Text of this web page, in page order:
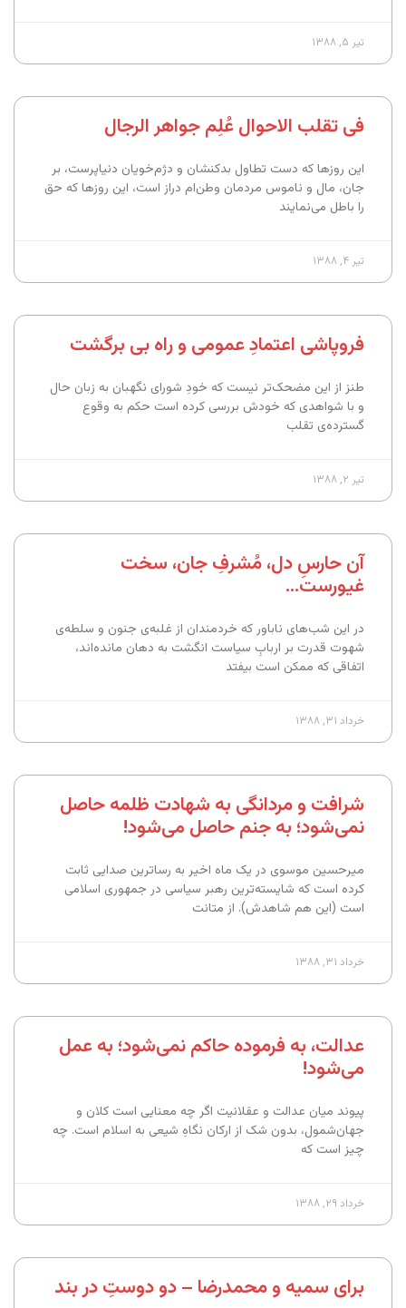
تیر ۵, ۱۳۸۸
فی تقلب الاحوال عُلِم جواهر الرجال
این روزها که دست تطاول بدکنشان و دژ‌م‌خویان دنیاپرست، بر
جان، مال و ناموس مردمان وطن‌ام دراز است، این روزها که حق
را باطل می‌نمایند
تیر ۴, ۱۳۸۸
فروپاشی اعتمادِ عمومی و راه بی برگشت
طنز از این مضحک‌تر نیست که خودِ شورای نگهبان به زبان حال
و با شواهدی که خودش بررسی کرده است حکم به وقوع
گسترده‌ی تقلب
تیر ۲, ۱۳۸۸
آن حارسِ دل، مُشرفِ جان، سخت
غیورست…
در این شب‌های ناباور که خردمندان از غلبه‌ی جنون و سلطه‌ی
شهوت قدرت بر اربابِ سیاست انگشت به دهان مانده‌اند،
اتفاقی که ممکن است بیفتد
خرداد ۳۱, ۱۳۸۸
شرافت و مردانگی به شهادت ظلمه حاصل
نمی‌شود؛ به جنم حاصل می‌شود!
میرحسین موسوی در یک ماه اخیر به رساترین صدایی ثابت
کرده است که شایسته‌ترین رهبر سیاسی در جمهوری اسلامی
است (این هم شاهدش). از متانت
خرداد ۳۱, ۱۳۸۸
عدالت، به فرموده حاکم نمی‌شود؛ به عمل
می‌شود!
پیوند میان عدالت و عقلانیت اگر چه معنایی است کلان و
جهان‌شمول، بدون شک از ارکان نگاهِ شیعی به اسلام است. چه
چیز است که
خرداد ۲۹, ۱۳۸۸
برای سمیه و محمدرضا – دو دوستِ در بند